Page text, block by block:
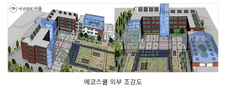
에코스쿨 외부 조감도